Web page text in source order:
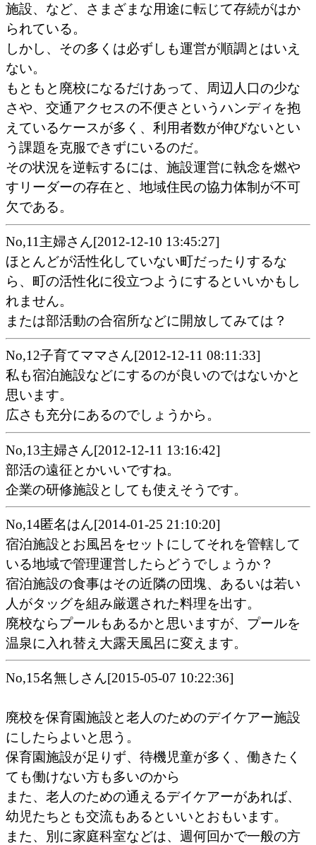
施設、など、さまざまな用途に転じて存続がはか
られている。
しかし、その多くは必ずしも運営が順調とはいえ
ない。
もともと廃校になるだけあって、周辺人口の少な
さや、交通アクセスの不便さというハンディを抱
えているケースが多く、利用者数が伸びないとい
う課題を克服できずにいるのだ。
その状況を逆転するには、施設運営に執念を燃や
すリーダーの存在と、地域住民の協力体制が不可
欠である。
No,11主婦さん[2012-12-10 13:45:27]
ほとんどが活性化していない町だったりするな
ら、町の活性化に役立つようにするといいかもし
れません。
または部活動の合宿所などに開放してみては？
No,12子育てママさん[2012-12-11 08:11:33]
私も宿泊施設などにするのが良いのではないかと
思います。
広さも充分にあるのでしょうから。
No,13主婦さん[2012-12-11 13:16:42]
部活の遠征とかいいですね。
企業の研修施設としても使えそうです。
No,14匿名はん[2014-01-25 21:10:20]
宿泊施設とお風呂をセットにしてそれを管轄して
いる地域で管理運営したらどうでしょうか？
宿泊施設の食事はその近隣の団塊、あるいは若い
人がタッグを組み厳選された料理を出す。
廃校ならプールもあるかと思いますが、プールを
温泉に入れ替え大露天風呂に変えます。
No,15名無しさん[2015-05-07 10:22:36]
廃校を保育園施設と老人のためのデイケアー施設
にしたらよいと思う。
保育園施設が足りず、待機児童が多く、働きたく
ても働けない方も多いのから
また、老人のための通えるデイケアーがあれば、
幼児たちとも交流もあるといいとおもいます。
また、別に家庭科室などは、週何回かで一般の方